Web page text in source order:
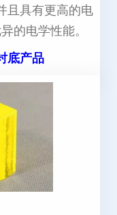
且具有更高的电
的电学性能。
底产品